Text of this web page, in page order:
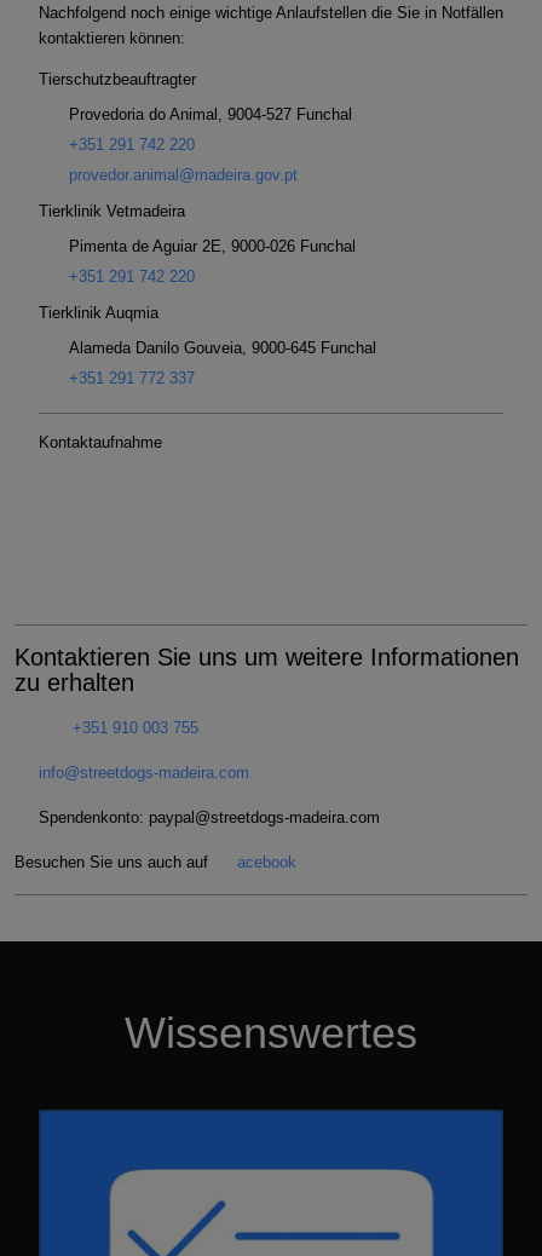
Nachfolgend noch einige wichtige Anlaufstellen die Sie in Notfällen
kontaktieren können:
Tierschutzbeauftragter
Provedoria do Animal, 9004-527 Funchal
+351 291 742 220
provedor.animal@madeira.gov.pt
Tierklinik Vetmadeira
Pimenta de Aguiar 2E, 9000-026 Funchal
+351 291 742 220
Tierklinik Auqmia
Alameda Danilo Gouveia, 9000-645 Funchal
+351 291 772 337
Kontaktaufnahme
Kontaktieren Sie uns um weitere Informationen
zu erhalten
+351 910 003 755
info@streetdogs-madeira.com
Spendenkonto: paypal @streetdogs-madeira.com
Besuchen Sie uns auch auf acebook
Wissenswertes